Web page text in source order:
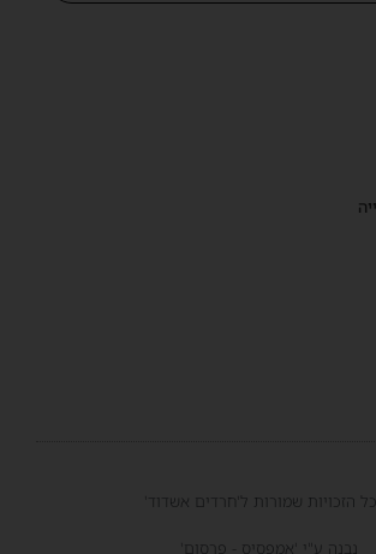
כל הזכויות שמורות ל'חרדים אשדוד'
נבנה ע"י 'אמפסיס - פרסום'